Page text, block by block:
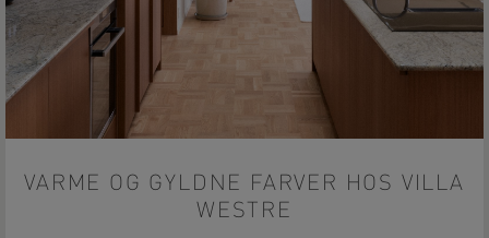
VARME OG GYLDNE FARVER HOS VILLA
WESTRE